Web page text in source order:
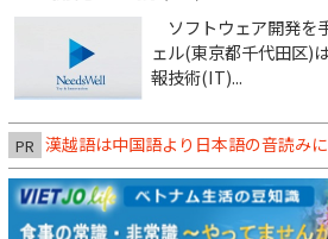
ソフトウェア開発を
ェル(東京都千代田区)
報技術(IT)...
PR 漢越語は中国語より日本語の音読みに